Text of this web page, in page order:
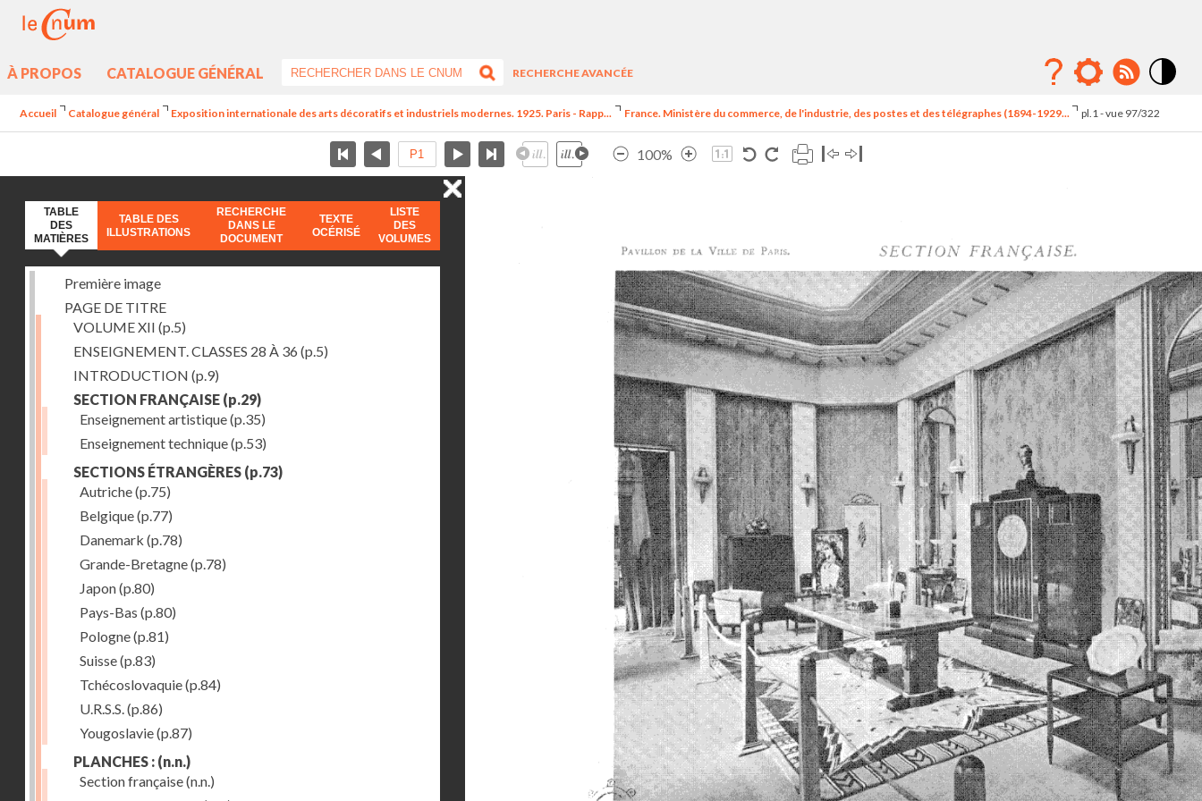
À PROPOS CATALOGUE GÉNÉRAL
RECHERCHE AVANCÉE
élévé
Accueil Catalogue général Exposition internationale des arts décoratifs et industriels modernes. 1925. Paris - Rapp... France. Ministère du commerce, de l'industrie, des postes et des télégraphes (1894-1929... pl.1 - vue 97/322
100%
TABLE
DES
MATIÈRES
TABLE DES
ILLUSTRATIONS
RECHERCHE
DANS LE
DOCUMENT
TEXTE
OCÉRISÉ
LISTE
DES
VOLUMES
Première image
PAGE DE TITRE
VOLUME XII (p.5)
ENSEIGNEMENT. CLASSES 28 À 36 (p.5)
INTRODUCTION (p.9)
SECTION FRANÇAISE (p.29)
Enseignement artistique(p.35)
Enseignement technique(p.53)
SECTIONS ÉTRANGÈRES (p.73)
Autriche(p.75)
Belgique(p.77)
Danemark (p.78)
Grande-Bretagne(p.78)
Japon(p.80)
Pays-Bas (p.80)
Pologne(p.81)
Suisse(p.83)
Tchécoslovaquie(p.84)
U.R.S.S.(p.86)
Yougoslavie(p.87)
PLANCHES : (n.n.)
Section française(n.n.)